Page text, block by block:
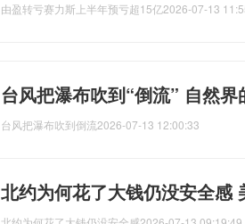
由盈转亏赛力斯上半年预亏超15亿2026-07-13
台风把瀑布吹到“倒流” 自然
台风把瀑布吹到倒流2026-07-13 12:00:33
北约为何花了大钱仍没安全感